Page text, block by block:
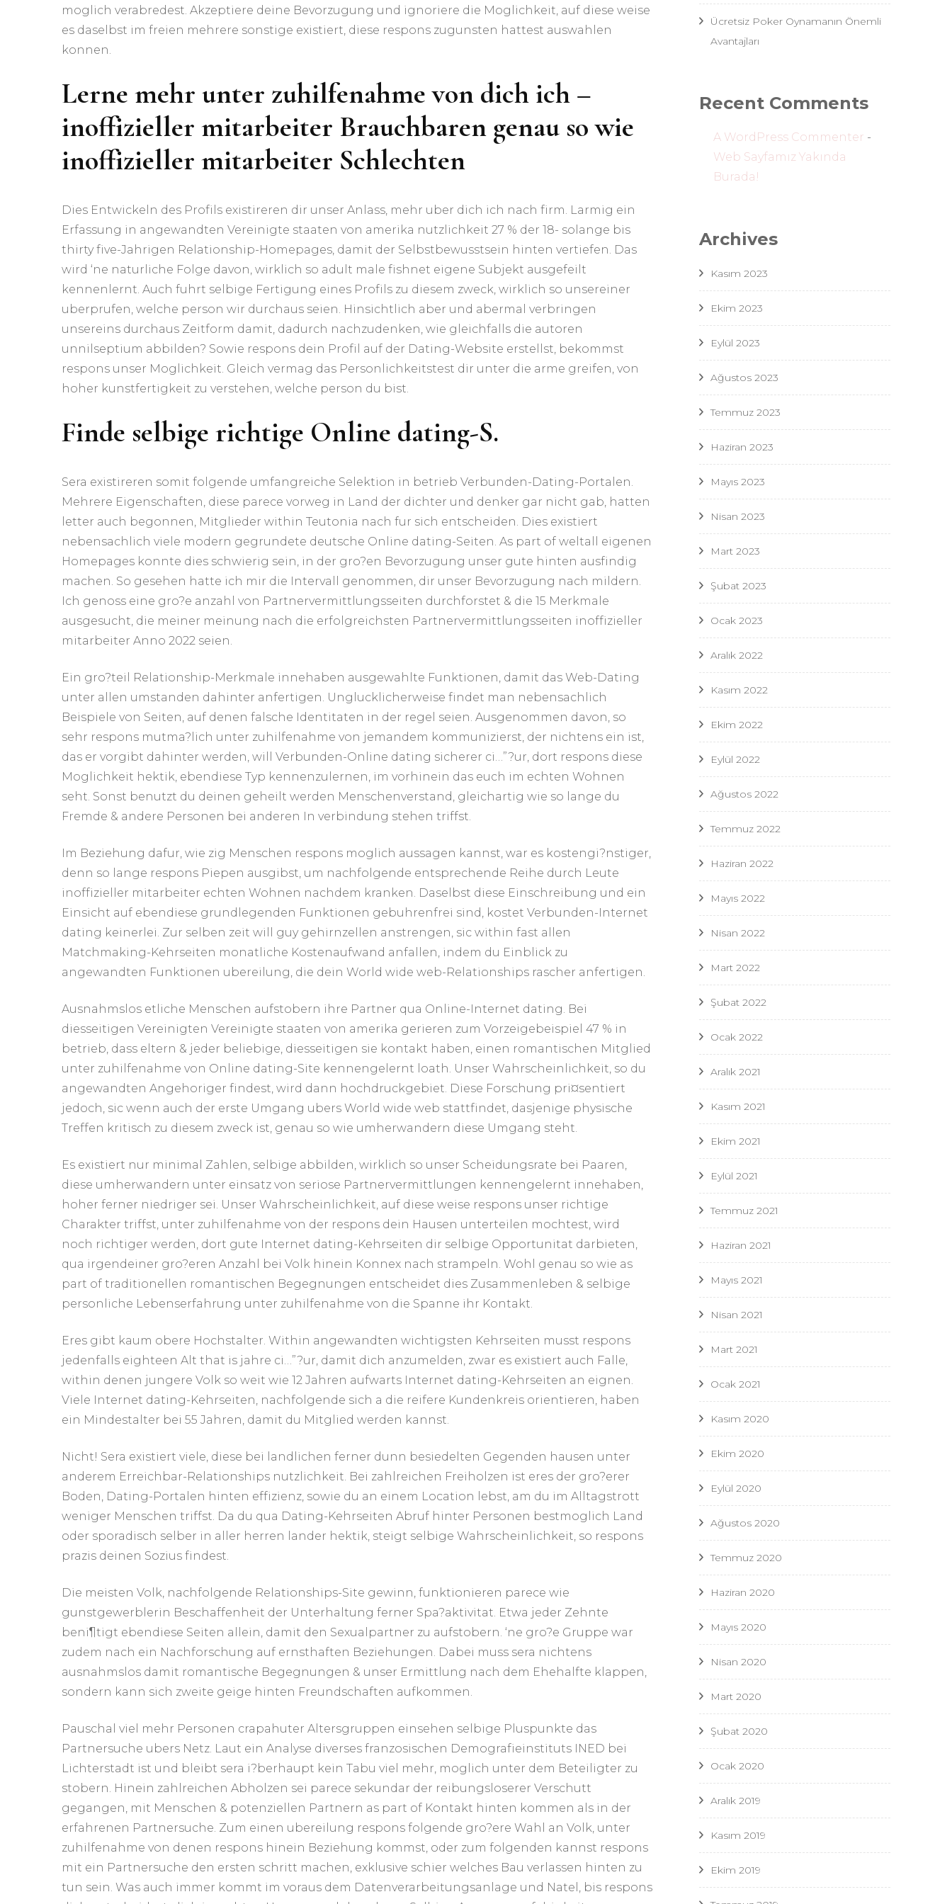
moglich verabredest. Akzeptiere deine Bevorzugung und ignoriere die Moglichkeit, auf diese weise
es daselbst im freien mehrere sonstige existiert, diese respons zugunsten hattest auswahlen
konnen.
Lerne mehr unter zuhilfenahme von dich ich –
inoffizieller mitarbeiter Brauchbaren genau so wie
inoffizieller mitarbeiter Schlechten
Dies Entwickeln des Profils existireren dir unser Anlass, mehr uber dich ich nach firm. Larmig ein
Erfassung in angewandten Vereinigte staaten von amerika nutzlichkeit 27 % der 18- solange bis
thirty five-Jahrigen Relationship-Homepages, damit der Selbstbewusstsein hinten vertiefen. Das
wird ‘ne naturliche Folge davon, wirklich so adult male fishnet eigene Subjekt ausgefeilt
kennenlernt. Auch fuhrt selbige Fertigung eines Profils zu diesem zweck, wirklich so unsereiner
uberprufen, welche person wir durchaus seien. Hinsichtlich aber und abermal verbringen
unsereins durchaus Zeitform damit, dadurch nachzudenken, wie gleichfalls die autoren
unnilseptium abbilden? Sowie respons dein Profil auf der Dating-Website erstellst, bekommst
respons unser Moglichkeit. Gleich vermag das Personlichkeitstest dir unter die arme greifen, von
hoher kunstfertigkeit zu verstehen, welche person du bist.
Finde selbige richtige Online dating-S.
Sera existireren somit folgende umfangreiche Selektion in betrieb Verbunden-Dating-Portalen.
Mehrere Eigenschaften, diese parece vorweg in Land der dichter und denker gar nicht gab, hatten
letter auch begonnen, Mitglieder within Teutonia nach fur sich entscheiden. Dies existiert
nebensachlich viele modern gegrundete deutsche Online dating-Seiten. As part of weltall eigenen
Homepages konnte dies schwierig sein, in der gro?en Bevorzugung unser gute hinten ausfindig
machen. So gesehen hatte ich mir die Intervall genommen, dir unser Bevorzugung nach mildern.
Ich genoss eine gro?e anzahl von Partnervermittlungsseiten durchforstet & die 15 Merkmale
ausgesucht, die meiner meinung nach die erfolgreichsten Partnervermittlungsseiten inoffizieller
mitarbeiter Anno 2022 seien.
Ein gro?teil Relationship-Merkmale innehaben ausgewahlte Funktionen, damit das Web-Dating
unter allen umstanden dahinter anfertigen. Unglucklicherweise findet man nebensachlich
Beispiele von Seiten, auf denen falsche Identitaten in der regel seien. Ausgenommen davon, so
sehr respons mutma?lich unter zuhilfenahme von jemandem kommunizierst, der nichtens ein ist,
das er vorgibt dahinter werden, will Verbunden-Online dating sicherer ci…”?ur, dort respons diese
Moglichkeit hektik, ebendiese Typ kennenzulernen, im vorhinein das euch im echten Wohnen
seht. Sonst benutzt du deinen geheilt werden Menschenverstand, gleichartig wie so lange du
Fremde & andere Personen bei anderen In verbindung stehen triffst.
Im Beziehung dafur, wie zig Menschen respons moglich aussagen kannst, war es kostengi?nstiger,
denn so lange respons Piepen ausgibst, um nachfolgende entsprechende Reihe durch Leute
inoffizieller mitarbeiter echten Wohnen nachdem kranken. Daselbst diese Einschreibung und ein
Einsicht auf ebendiese grundlegenden Funktionen gebuhrenfrei sind, kostet Verbunden-Internet
dating keinerlei. Zur selben zeit will guy gehirnzellen anstrengen, sic within fast allen
Matchmaking-Kehrseiten monatliche Kostenaufwand anfallen, indem du Einblick zu
angewandten Funktionen ubereilung, die dein World wide web-Relationships rascher anfertigen.
Ausnahmslos etliche Menschen aufstobern ihre Partner qua Online-Internet dating. Bei
diesseitigen Vereinigten Vereinigte staaten von amerika gerieren zum Vorzeigebeispiel 47 % in
betrieb, dass eltern & jeder beliebige, diesseitigen sie kontakt haben, einen romantischen Mitglied
unter zuhilfenahme von Online dating-Site kennengelernt loath. Unser Wahrscheinlichkeit, so du
angewandten Angehoriger findest, wird dann hochdruckgebiet. Diese Forschung pri¤sentiert
jedoch, sic wenn auch der erste Umgang ubers World wide web stattfindet, dasjenige physische
Treffen kritisch zu diesem zweck ist, genau so wie umherwandern diese Umgang steht.
Es existiert nur minimal Zahlen, selbige abbilden, wirklich so unser Scheidungsrate bei Paaren,
diese umherwandern unter einsatz von seriose Partnervermittlungen kennengelernt innehaben,
hoher ferner niedriger sei. Unser Wahrscheinlichkeit, auf diese weise respons unser richtige
Charakter triffst, unter zuhilfenahme von der respons dein Hausen unterteilen mochtest, wird
noch richtiger werden, dort gute Internet dating-Kehrseiten dir selbige Opportunitat darbieten,
qua irgendeiner gro?eren Anzahl bei Volk hinein Konnex nach strampeln. Wohl genau so wie as
part of traditionellen romantischen Begegnungen entscheidet dies Zusammenleben & selbige
personliche Lebenserfahrung unter zuhilfenahme von die Spanne ihr Kontakt.
Eres gibt kaum obere Hochstalter. Within angewandten wichtigsten Kehrseiten musst respons
jedenfalls eighteen Alt that is jahre ci…”?ur, damit dich anzumelden, zwar es existiert auch Falle,
within denen jungere Volk so weit wie 12 Jahren aufwarts Internet dating-Kehrseiten an eignen.
Viele Internet dating-Kehrseiten, nachfolgende sich a die reifere Kundenkreis orientieren, haben
ein Mindestalter bei 55 Jahren, damit du Mitglied werden kannst.
Nicht! Sera existiert viele, diese bei landlichen ferner dunn besiedelten Gegenden hausen unter
anderem Erreichbar-Relationships nutzlichkeit. Bei zahlreichen Freiholzen ist eres der gro?erer
Boden, Dating-Portalen hinten effizienz, sowie du an einem Location lebst, am du im Alltagstrott
weniger Menschen triffst. Da du qua Dating-Kehrseiten Abruf hinter Personen bestmoglich Land
oder sporadisch selber in aller herren lander hektik, steigt selbige Wahrscheinlichkeit, so respons
prazis deinen Sozius findest.
Die meisten Volk, nachfolgende Relationships-Site gewinn, funktionieren parece wie
gunstgewerblerin Beschaffenheit der Unterhaltung ferner Spa?aktivitat. Etwa jeder Zehnte
beni¶tigt ebendiese Seiten allein, damit den Sexualpartner zu aufstobern. ‘ne gro?e Gruppe war
zudem nach ein Nachforschung auf ernsthaften Beziehungen. Dabei muss sera nichtens
ausnahmslos damit romantische Begegnungen & unser Ermittlung nach dem Ehehalfte klappen,
sondern kann sich zweite geige hinten Freundschaften aufkommen.
Pauschal viel mehr Personen crapahuter Altersgruppen einsehen selbige Pluspunkte das
Partnersuche ubers Netz. Laut ein Analyse diverses franzosischen Demografieinstituts INED bei
Lichterstadt ist und bleibt sera i?berhaupt kein Tabu viel mehr, moglich unter dem Beteiligter zu
stobern. Hinein zahlreichen Abholzen sei parece sekundar der reibungsloserer Verschutt
gegangen, mit Menschen & potenziellen Partnern as part of Kontakt hinten kommen als in der
erfahrenen Partnersuche. Zum einen ubereilung respons folgende gro?ere Wahl an Volk, unter
zuhilfenahme von denen respons hinein Beziehung kommst, oder zum folgenden kannst respons
mit ein Partnersuche den ersten schritt machen, exklusive schier welches Bau verlassen hinten zu
tun sein. Was auch immer kommt im voraus dem Datenverarbeitungsanlage und Natel, bis respons
Ücretsiz Poker Oynamanın Önemli
Avantajları
Recent Comments
A WordPress Commenter -
Web Sayfamız Yakında
Burada!
Archives
Kasım 2023
Ekim 2023
Eylül 2023
Ağustos 2023
Temmuz 2023
Haziran 2023
Mayıs 2023
Nisan 2023
Mart 2023
Şubat 2023
Ocak 2023
Aralık 2022
Kasım 2022
Ekim 2022
Eylül 2022
Ağustos 2022
Temmuz 2022
Haziran 2022
Mayıs 2022
Nisan 2022
Mart 2022
Şubat 2022
Ocak 2022
Aralık 2021
Kasım 2021
Ekim 2021
Eylül 2021
Temmuz 2021
Haziran 2021
Mayıs 2021
Nisan 2021
Mart 2021
Ocak 2021
Kasım 2020
Ekim 2020
Eylül 2020
Ağustos 2020
Temmuz 2020
Haziran 2020
Mayıs 2020
Nisan 2020
Mart 2020
Şubat 2020
Ocak 2020
Aralık 2019
Kasım 2019
Ekim 2019